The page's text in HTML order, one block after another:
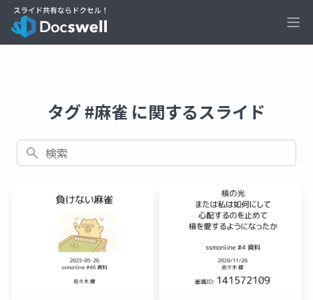
タグ #麻雀 に関するスライド
検索